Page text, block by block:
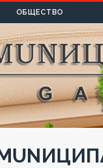
ОБЩЕСТВО